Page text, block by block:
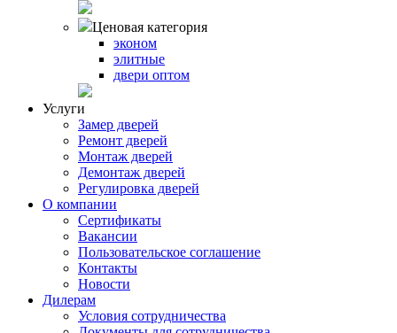
Ценовая категория
эконом
элитные
двери оптом
Услуги
Замер дверей
Ремонт дверей
Монтаж дверей
Демонтаж дверей
Регулировка дверей
О компании
Сертификаты
Вакансии
Пользовательское соглашение
Контакты
Новости
Дилерам
Условия сотрудничества